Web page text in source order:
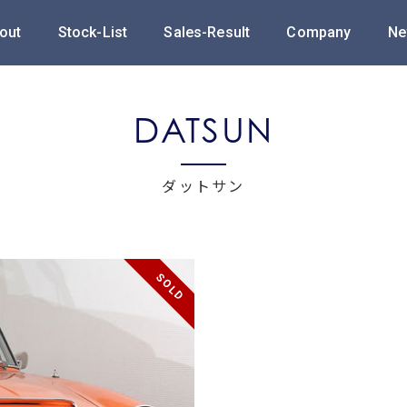
Stock-List Sales-Result Company
DATSUN
ダットサン
SOLD